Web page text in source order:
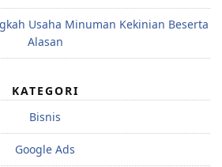
Usaha Minuman Kekinian Beserta
Alasan
KATEGORI
Bisnis
Google Ads